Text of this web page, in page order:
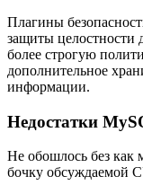
Плагины
защиты целостности
более строгую
дополнительное
информации.
Недостатки
Не обошлось без как
бочку обсуждаемой